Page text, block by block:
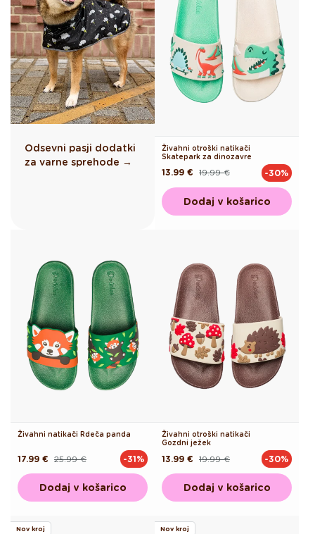
Odsevni pasji dodatki
za varne sprehode →
Živahni otroški natikači
Skatepark za dinozavre
Redna
19.99 €
Akcijska
13.99 € -30%
Dodaj v košarico
Živahni natikači Rdeča panda
Redna
25.99 €
Akcijska
17.99 € -31%
Dodaj v košarico
Živahni otroški natikači
Gozdni ježek
Redna
19.99 €
Akcijska
13.99 € -30%
Dodaj v košarico
Nov kroj Nov kroj